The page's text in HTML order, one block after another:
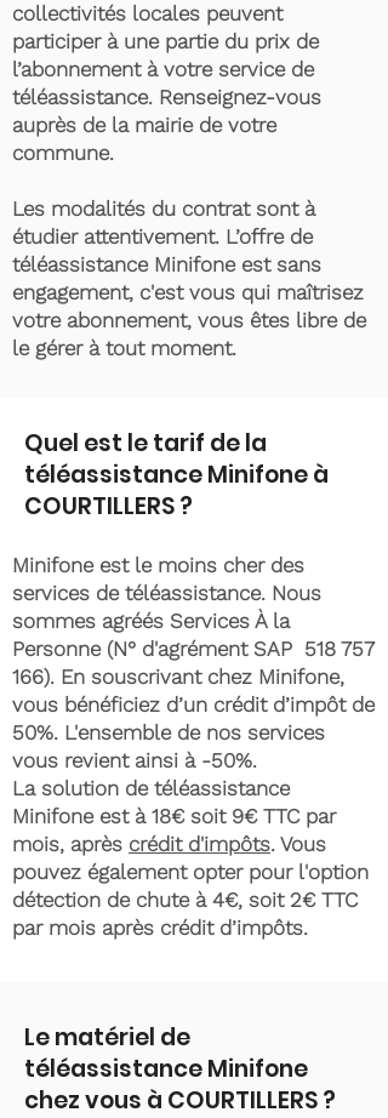
collectivités locales peuvent
participer à une partie du prix de
l’abonnement à votre service de
téléassistance. Renseignez-vous
auprès de la mairie de votre
commune.
Les modalités du contrat sont à
étudier attentivement. L’offre de
téléassistance Minifone est sans
engagement, c'est vous qui maîtrisez
votre abonnement, vous êtes libre de
le gérer à tout moment.
Quel est le tarif de la
téléassistance Minifone à
COURTILLERS ?
Minifone est le moins cher des
services de téléassistance. Nous
sommes agréés Services À la
Personne (N° d'agrément SAP 518 757
166). En souscrivant chez Minifone,
vous bénéficiez d’un crédit d’impôt de
50%. L'ensemble de nos services
vous revient ainsi à -50%.
La solution de téléassistance
Minifone est à 18€ soit 9€ TTC par
mois, après crédit d'impôts. Vous
pouvez également opter pour l'option
détection de chute à 4€, soit 2€ TTC
par mois après crédit d’impôts.
Le matériel de
téléassistance Minifone
chez vous à COURTILLERS ?